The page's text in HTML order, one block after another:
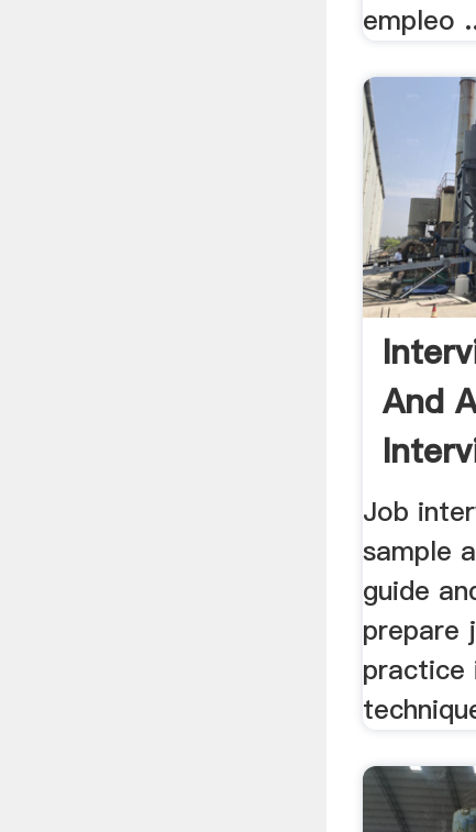
empleo
And
Job
sample
guide
prepare
practice